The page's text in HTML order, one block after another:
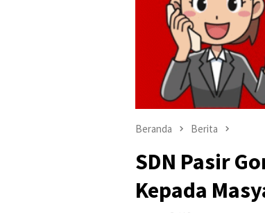
Beranda Berita
SDN Pasir
Kepada